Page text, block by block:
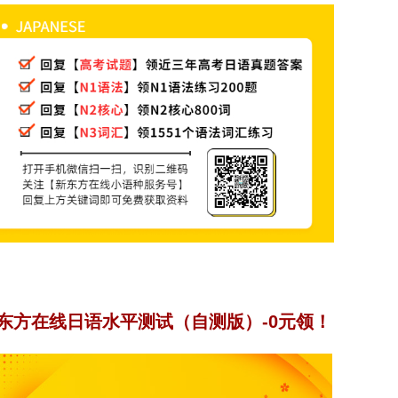
方在线日语水平测试（自测版）-0元领！